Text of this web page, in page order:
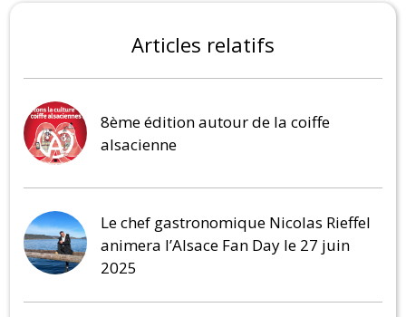
Articles relatifs
8ème édition autour de la coiffe
alsacienne
Le chef gastronomique Nicolas Rieffel
animera l’Alsace Fan Day le 27 juin
2025